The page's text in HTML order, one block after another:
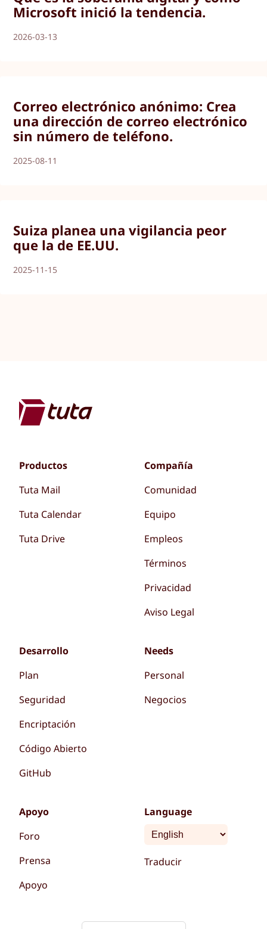
Microsoft inició la tendencia.
2026-03-13
Correo electrónico anónimo: Crea
una dirección de correo electrónico
sin número de teléfono.
2025-08-11
Suiza planea una vigilancia peor
que la de EE.UU.
2025-11-15
Productos
Tuta Mail
Tuta Calendar
Tuta Drive
Compañía
Comunidad
Equipo
Empleos
Términos
Privacidad
Aviso Legal
Desarrollo
Plan
Seguridad
Encriptación
Código Abierto
GitHub
Needs
Personal
Negocios
Apoyo
Foro
Prensa
Apoyo
Language
Traducir